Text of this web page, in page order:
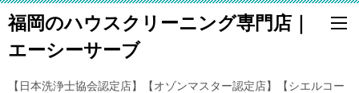
福岡のハウスクリーニング専門店｜
エーシーサーブ
【日本洗浄士協会認定店】【オゾンマスター認定店】【シエルコー